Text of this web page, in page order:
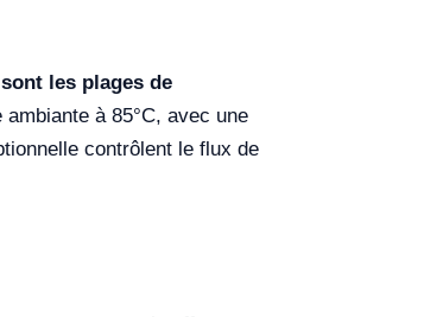
les plages de
à 85°C, avec une
contrôlent le flux de